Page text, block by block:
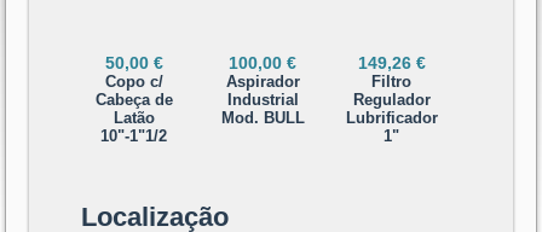
50,00 €
Copo c/
Cabeça de
Latão
10"-1"1/2
100,00 €
Aspirador
Industrial
Mod. BULL
149,26 €
Filtro
Regulador
Lubrificador
1"
Localização